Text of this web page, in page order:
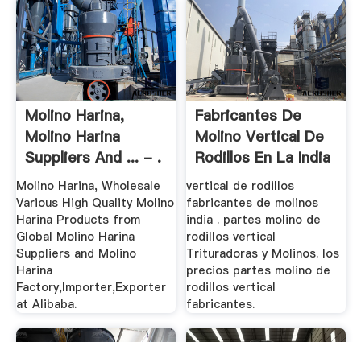
Molino Harina,
Molino Harina
Suppliers And ... - .
Molino Harina, Wholesale
Various High Quality Molino
Harina Products from
Global Molino Harina
Suppliers and Molino
Harina
Factory,Importer,Exporter
at Alibaba.
Fabricantes De
Molino Vertical De
Rodillos En La India
vertical de rodillos
fabricantes de molinos
india . partes molino de
rodillos vertical
Trituradoras y Molinos. los
precios partes molino de
rodillos vertical
fabricantes.